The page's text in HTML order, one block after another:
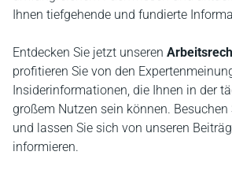
Ihnen tiefgehende und fundierte
Entdecken Sie jetzt unseren
profitieren Sie von den
Insiderinformationen, die Ihnen in der
großem Nutzen sein können.
und lassen Sie sich von unseren
informieren.